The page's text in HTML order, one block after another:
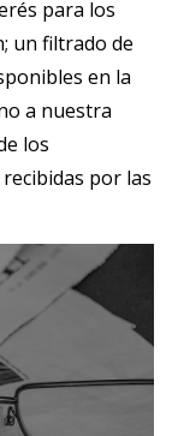
para los
un filtrado de
en la
a nuestra
los
recibidas por las